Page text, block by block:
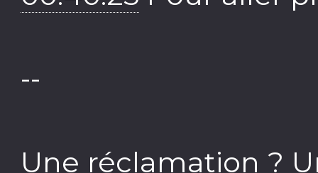
--
Une réclamation ?